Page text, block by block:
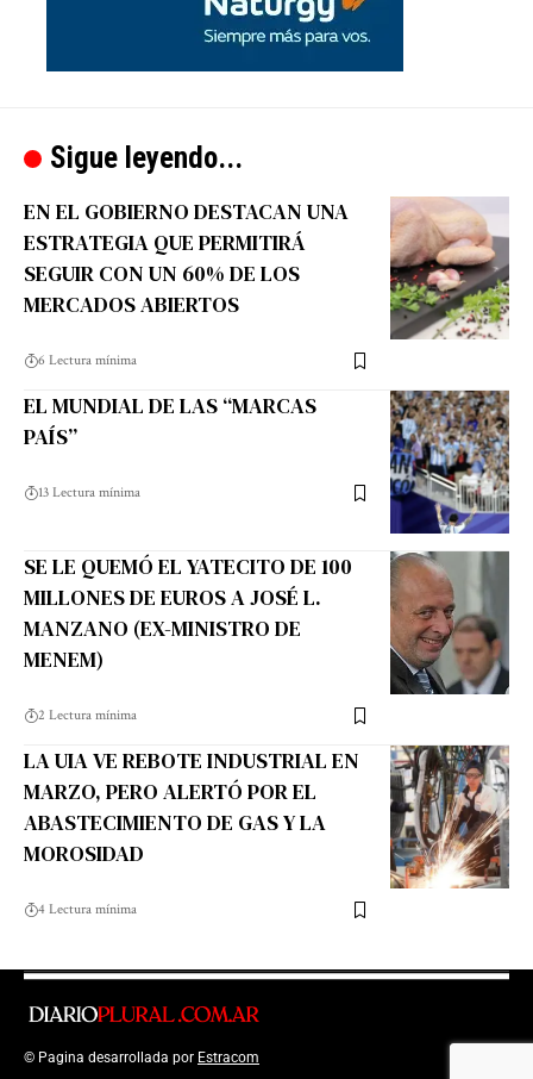
Sigue leyendo...
EN EL GOBIERNO DESTACAN UNA
ESTRATEGIA QUE PERMITIRÁ
SEGUIR CON UN 60% DE LOS
MERCADOS ABIERTOS
6 Lectura mínima
EL MUNDIAL DE LAS “MARCAS
PAÍS”
13 Lectura mínima
SE LE QUEMÓ EL YATECITO DE 100
MILLONES DE EUROS A JOSÉ L.
MANZANO (EX-MINISTRO DE
MENEM)
2 Lectura mínima
LA UIA VE REBOTE INDUSTRIAL EN
MARZO, PERO ALERTÓ POR EL
ABASTECIMIENTO DE GAS Y LA
MOROSIDAD
4 Lectura mínima
© Pagina desarrollada por Estracom